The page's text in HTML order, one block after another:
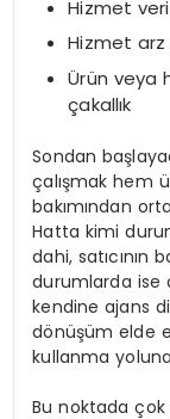
Hizmet
Hizmet arz
Ürün veya
çakallık
Sondan
çalışmak hem
bakımından
Hatta kimi
dahi, satıcının
durumlarda ise
kendine ajans
dönüşüm elde
kullanma
Bu noktada çok